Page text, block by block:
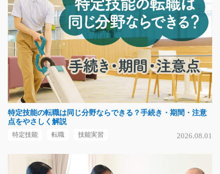
【駅チカ】自動車部品の重量チェックや寸法測定をする
お仕事です♪モクモク…
長期（3ヶ月以上）
時給1300円
岐阜県可児市
気になる
軽作業 小さなプラスチック製品の箱詰め/i01_00
983
軽作業案件出ました☆担当者おススメ！ 手のひらサイズ
の小さなプラスチッ…
特定技能の転職は同じ分野ならできる？手続き・期間・注意
点をやさしく解説
特定技能 転職 技能実習 2026.08.01